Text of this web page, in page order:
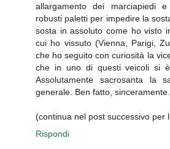
allargamento dei marciapiedi
robusti paletti per impedire la
sosta in assoluto come ho visto
cui ho vissuto (Vienna, Parigi,
che ho seguito con curiosità la
che in uno di questi veicoli si è
Assolutamente sacrosanta la
generale. Ben fatto, sinceramente.
(continua nel post successivo per
Rispondi